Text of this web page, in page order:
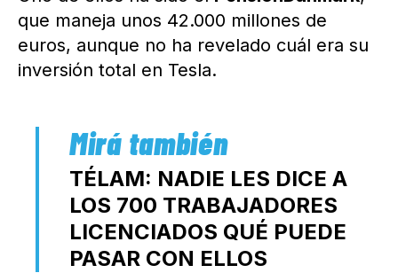
que maneja unos 42.000 millones de
euros, aunque no ha revelado cuál era su
inversión total en Tesla.
TÉLAM: NADIE LES DICE A
LOS 700 TRABAJADORES
LICENCIADOS QUÉ PUEDE
PASAR CON ELLOS